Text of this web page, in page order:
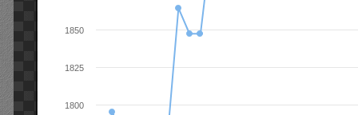
1800
1825
1850